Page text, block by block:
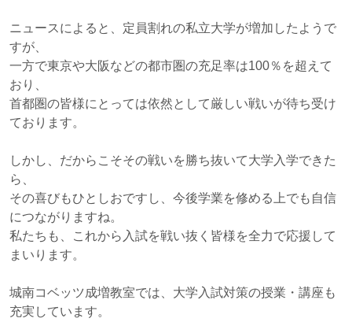
ニュースによると、定員割れの私立大学が増加したようで
すが、
一方で東京や大阪などの都市圏の充足率は100％を超えて
おり、
首都圏の皆様にとっては依然として厳しい戦いが待ち受け
ております。
しかし、だからこそその戦いを勝ち抜いて大学入学できた
ら、
その喜びもひとしおですし、今後学業を修める上でも自信
につながりますね。
私たちも、これから入試を戦い抜く皆様を全力で応援して
まいります。
城南コベッツ成増教室では、大学入試対策の授業・講座も
充実しています。